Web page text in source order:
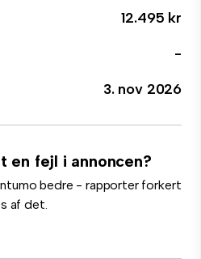
12.495 kr
-
3. nov 2026
en fejl i annoncen?
bedre - rapporter forkert
af det.